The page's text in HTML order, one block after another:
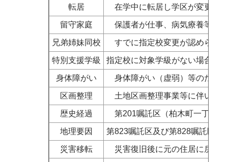
転居 在学中に転居し学区が変更さ
留守家庭 保護者が仕事、病気療養等で
兄弟姉妹同校 すでに指定校変更が認められ
特別支援学級 指定校に対象学級がない場合
身体障がい 身体障がい（虚弱）等のため
区画整理 土地区画整理事業等に伴い、
歴史経過 第201嘱託区（柏木町一丁目の
地理要因 第823嘱託区及び第828嘱託区に
災害移転 災害復旧後に元の住居に戻る